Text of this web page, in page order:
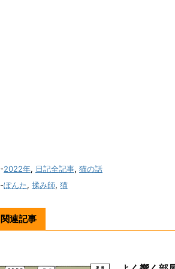
-2022年, 日記全記事, 猫の話
-ぽんた, 揉み師, 猫
関連記事